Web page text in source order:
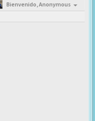
Bienvenido,Anonymous